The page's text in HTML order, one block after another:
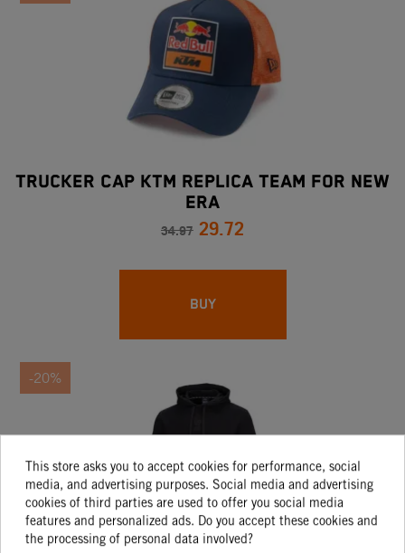
Trucker Cap KTM Replica Team For New
Era
34.97 29.72
BUY
-20%
This store asks you to accept cookies for performance, social
media, and advertising purposes. Social media and advertising
cookies of third parties are used to offer you social media
features and personalized ads. Do you accept these cookies and
the processing of personal data involved?